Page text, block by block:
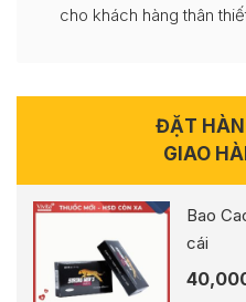
cho khách hàng thân
ĐẶT
GIAO
Bao
cái